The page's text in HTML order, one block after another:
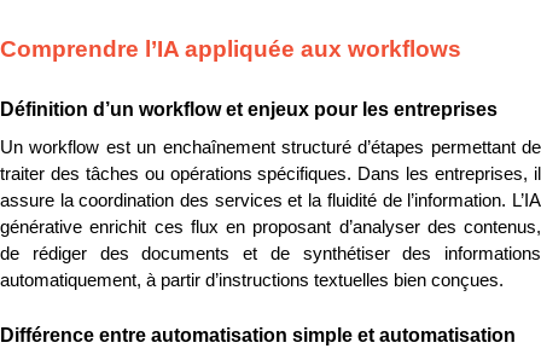
Comprendre l’IA appliquée aux workflows
Définition d’un workflow et enjeux pour les entreprises
Un workflow est un enchaînement structuré d’étapes permettant de
traiter des tâches ou opérations spécifiques. Dans les entreprises, il
assure la coordination des services et la fluidité de l’information. L’IA
générative enrichit ces flux en proposant d’analyser des contenus,
de rédiger des documents et de synthétiser des informations
automatiquement, à partir d’instructions textuelles bien conçues.
Différence entre automatisation simple et automatisation